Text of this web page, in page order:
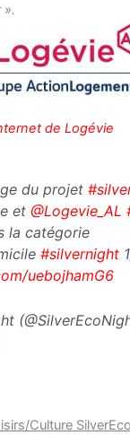
».
de Logévie
du projet
et @Logevie_AL
la catégorie
#silvernight
uebojhamG6
Culture